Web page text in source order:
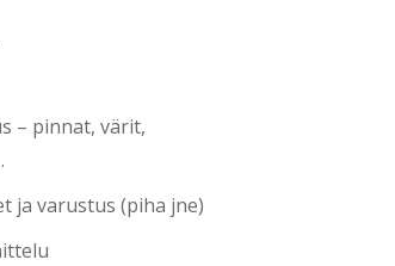
– pinnat, värit,
ja varustus (piha jne)